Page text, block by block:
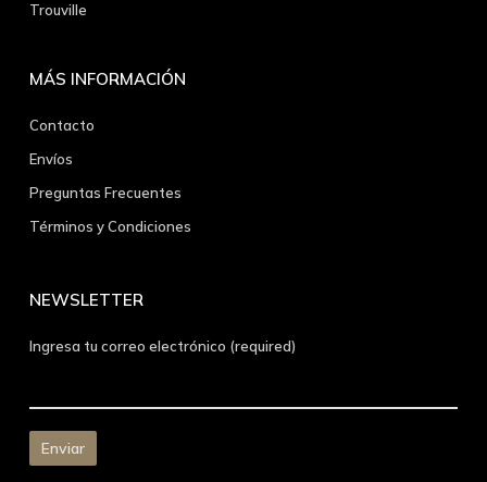
Trouville
MÁS INFORMACIÓN
Contacto
Envíos
Preguntas Frecuentes
Términos y Condiciones
NEWSLETTER
Ingresa tu correo electrónico (required)